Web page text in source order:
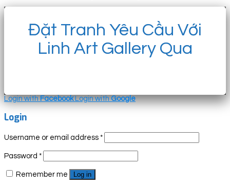
Đặt Tranh Yêu Cầu Với
Linh Art Gallery Qua
Login withFacebook Login withGoogle
Login
Username or email address *
Password *
Remember me Log in